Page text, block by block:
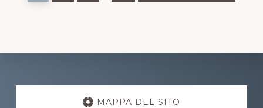
Explore
MAPPA DEL SITO